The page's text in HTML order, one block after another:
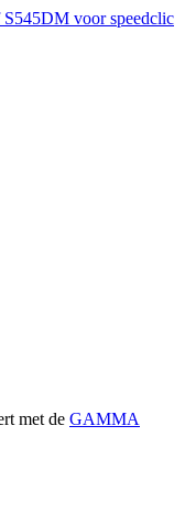
voor speedclic
met de GAMMA